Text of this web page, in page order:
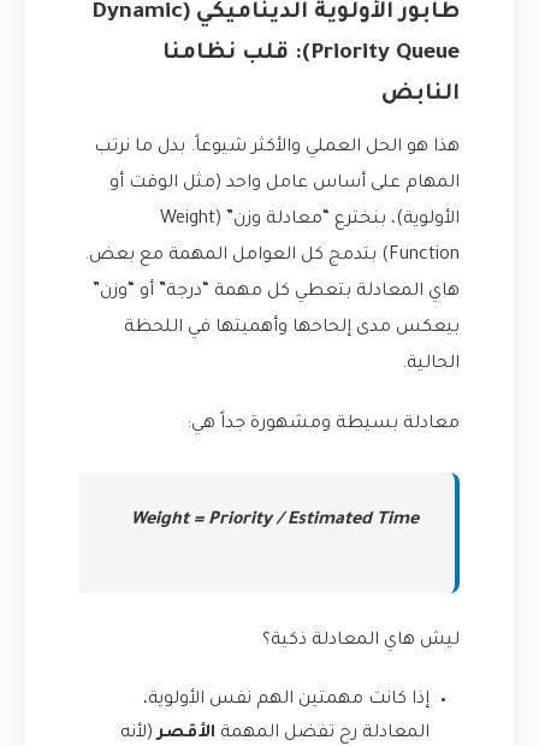
طابور الأولوية الديناميكي (Dynamic
Priority Queue): قلب نظامنا
النابض
هذا هو الحل العملي والأكثر شيوعاً. بدل ما نرتب
المهام على أساس عامل واحد (مثل الوقت أو
الأولوية)، بنخترع “معادلة وزن” (Weight
Function) بتدمج كل العوامل المهمة مع بعض.
هاي المعادلة بتعطي كل مهمة “درجة” أو “وزن”
بيعكس مدى إلحاحها وأهميتها في اللحظة
الحالية.
معادلة بسيطة ومشهورة جداً هي:
Weight = Priority / Estimated Time
ليش هاي المعادلة ذكية؟
إذا كانت مهمتين الهم نفس الأولوية،
المعادلة رح تفضل المهمة الأقصر(لأنه